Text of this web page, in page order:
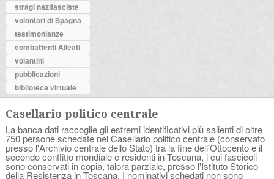
stragi nazifasciste
volontari di Spagna
testimonianze
combattenti Alleati
volantini
pubblicazioni
biblioteca virtuale
Casellario politico centrale
La banca dati raccoglie gli estremi identificativi più salienti di oltre
750 persone schedate nel Casellario politico centrale (conservato
presso l'Archivio centrale dello Stato) tra la fine dell'Ottocento e il
secondo conflitto mondiale e residenti in Toscana, i cui fascicoli
sono conservati in copia, talora parziale, presso l'Istituto Storico
della Resistenza in Toscana. I nominativi schedati non sono